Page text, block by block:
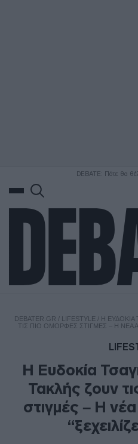
DEBATE: Πότε θα
DEBATER.GR / LIFESTYLE / Η ΕΥΔΟΚΊΑ
ΤΙΣ ΠΙΟ ΌΜΟΡΦΕΣ ΣΤΙΓΜΈΣ – Η ΝΈΑ
Η Ευδοκία
Τακλής ζουν
στιγμές – Η